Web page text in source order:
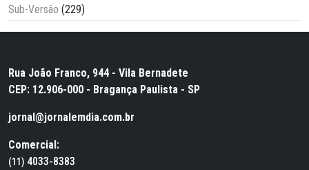
Sub-Versão (229)
Rua João Franco, 944 - Vila Bernadete
CEP: 12.906-000 - Bragança Paulista - SP
jornal@jornalemdia.com.br
Comercial:
(11) 4033-8383